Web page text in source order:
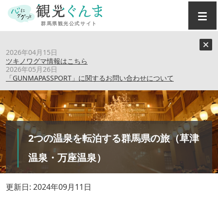
2026年04月15日
ツキノワグマ情報はこちら
2026年05月26日
「GUNMAPASSPORT」に関するお問い合わせについて
2つの温泉を転泊する群馬県の旅（草津温泉・万座温泉）
2つの温泉を転泊する群馬県の旅（草津
温泉・万座温泉）
更新日: 2024年09月11日